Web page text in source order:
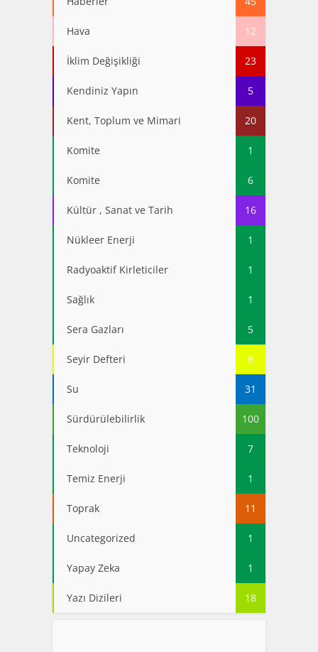
Hava 12
İklim Değişikliği 23
Kendiniz Yapın 5
Kent, Toplum ve Mimari 20
Komite 1
Komite 6
Kültür , Sanat ve Tarih 16
Nükleer Enerji 1
Radyoaktif Kirleticiler 1
Sağlık 1
Sera Gazları 5
Seyir Defteri 8
Su 31
Sürdürülebilirlik 100
Teknoloji 7
Temiz Enerji 1
Toprak 11
Uncategorized 1
Yapay Zeka 1
Yazı Dizileri 18